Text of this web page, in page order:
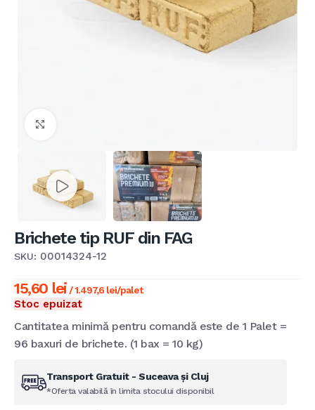
Brichete tip RUF din FAG
SKU: 00014324-12
15,60 lei / 1.497,6 lei/palet
Stoc epuizat
Cantitatea minimă pentru comandă este de 1 Palet =
96 baxuri de brichete. (1 bax = 10 kg)
Transport Gratuit - Suceava și Cluj
*Oferta valabilă în limita stocului disponibil